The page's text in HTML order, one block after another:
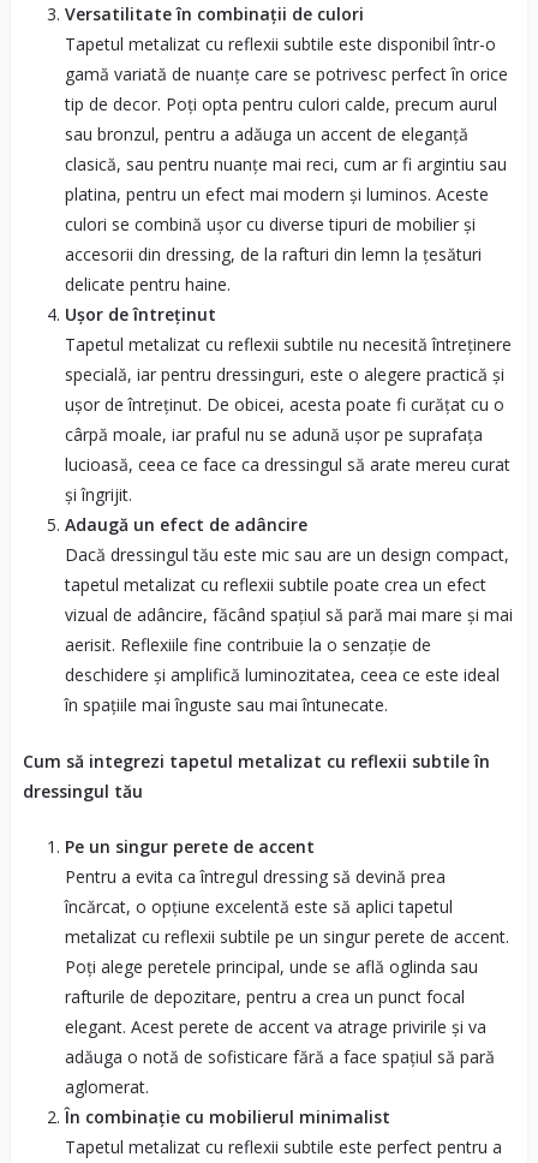
Versatilitate în combinații de culori
Tapetul metalizat cu reflexii subtile este disponibil într-o
gamă variată de nuanțe care se potrivesc perfect în orice
tip de decor. Poți opta pentru culori calde, precum aurul
sau bronzul, pentru a adăuga un accent de eleganță
clasică, sau pentru nuanțe mai reci, cum ar fi argintiu sau
platina, pentru un efect mai modern și luminos. Aceste
culori se combină ușor cu diverse tipuri de mobilier și
accesorii din dressing, de la rafturi din lemn la țesături
delicate pentru haine.
Ușor de întreținut
Tapetul metalizat cu reflexii subtile nu necesită întreținere
specială, iar pentru dressinguri, este o alegere practică și
ușor de întreținut. De obicei, acesta poate fi curățat cu o
cârpă moale, iar praful nu se adună ușor pe suprafața
lucioasă, ceea ce face ca dressingul să arate mereu curat
și îngrijit.
Adaugă un efect de adâncire
Dacă dressingul tău este mic sau are un design compact,
tapetul metalizat cu reflexii subtile poate crea un efect
vizual de adâncire, făcând spațiul să pară mai mare și mai
aerisit. Reflexiile fine contribuie la o senzație de
deschidere și amplifică luminozitatea, ceea ce este ideal
în spațiile mai înguste sau mai întunecate.
Cum să integrezi tapetul metalizat cu reflexii subtile în
dressingul tău
Pe un singur perete de accent
Pentru a evita ca întregul dressing să devină prea
încărcat, o opțiune excelentă este să aplici tapetul
metalizat cu reflexii subtile pe un singur perete de accent.
Poți alege peretele principal, unde se află oglinda sau
rafturile de depozitare, pentru a crea un punct focal
elegant. Acest perete de accent va atrage privirile și va
adăuga o notă de sofisticare fără a face spațiul să pară
aglomerat.
În combinație cu mobilierul minimalist
Tapetul metalizat cu reflexii subtile este perfect pentru a